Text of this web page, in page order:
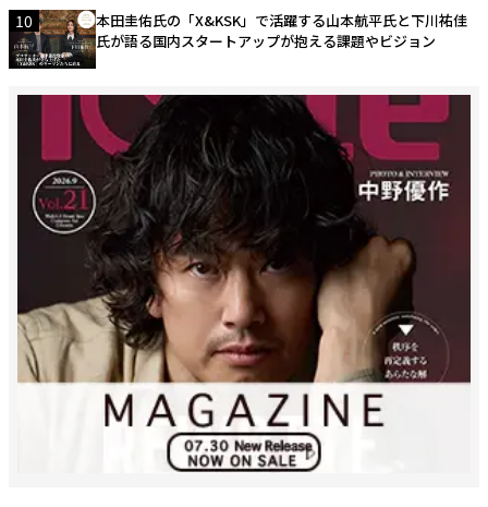
10
本田圭佑氏の「X&KSK」で活躍する山本航平氏と下川祐佳
氏が語る国内スタートアップが抱える課題やビジョン